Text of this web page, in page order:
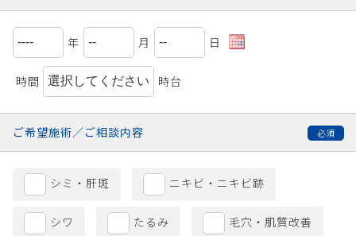
年 月 日
時間 時台
ご希望施術／ご相談内容
シミ・肝斑 ニキビ・ニキビ跡
シワ たるみ 毛穴・肌質改善